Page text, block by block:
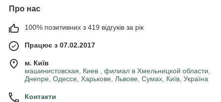
Про нас
100% позитивних з 419 відгуків за рік
Працює з 07.02.2017
м. Київ
машинистовская, Киев , филиал в Хмельницкой области,
Днепре, Одессе, Харькове, Львове, Сумах, Київ, Україна
Контакти